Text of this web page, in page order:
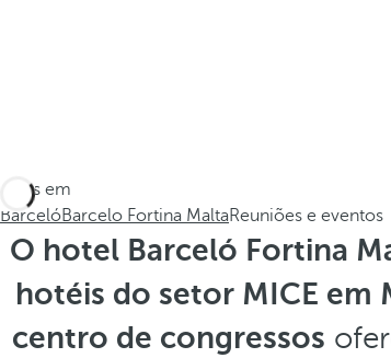
Estes em
BarcelóBarcelo Fortina MaltaReuniões e eventos
O hotel Barceló Fortina
hotéis do setor MICE em
centro de congressos